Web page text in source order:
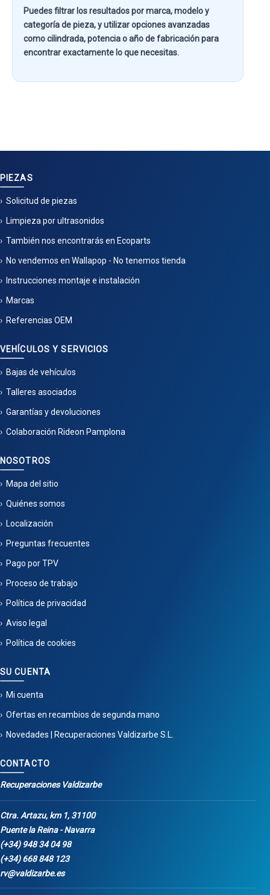
Puedes filtrar los resultados pormarca, modelo y
categoría de pieza, y utilizar opciones avanzadas
comocilindrada, potencia o año de fabricaciónpara
encontrar exactamente lo que necesitas.
PIEZAS
Solicitud de piezas
Limpieza por ultrasonidos
También nos encontrarás en Ecoparts
No vendemos en Wallapop - No tenemos tienda
Instrucciones montaje e instalación
Marcas
Referencias OEM
VEHÍCULOS Y SERVICIOS
Bajas de vehículos
Talleres asociados
Garantías y devoluciones
Colaboración Rideon Pamplona
NOSOTROS
Mapa del sitio
Quiénes somos
Localización
Preguntas frecuentes
Pago por TPV
Proceso de trabajo
Política de privacidad
Aviso legal
Política de cookies
SU CUENTA
Mi cuenta
Ofertas en recambios de segunda mano
Novedades | Recuperaciones Valdizarbe S.L.
CONTACTO
Recuperaciones Valdizarbe
Ctra. Artazu, km 1, 31100
Puente la Reina - Navarra
(+34) 948 34 04 98
(+34) 668 848 123
rv@valdizarbe.es